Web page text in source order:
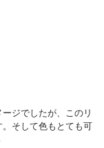
ジでしたが、このリ
そして色もとても可